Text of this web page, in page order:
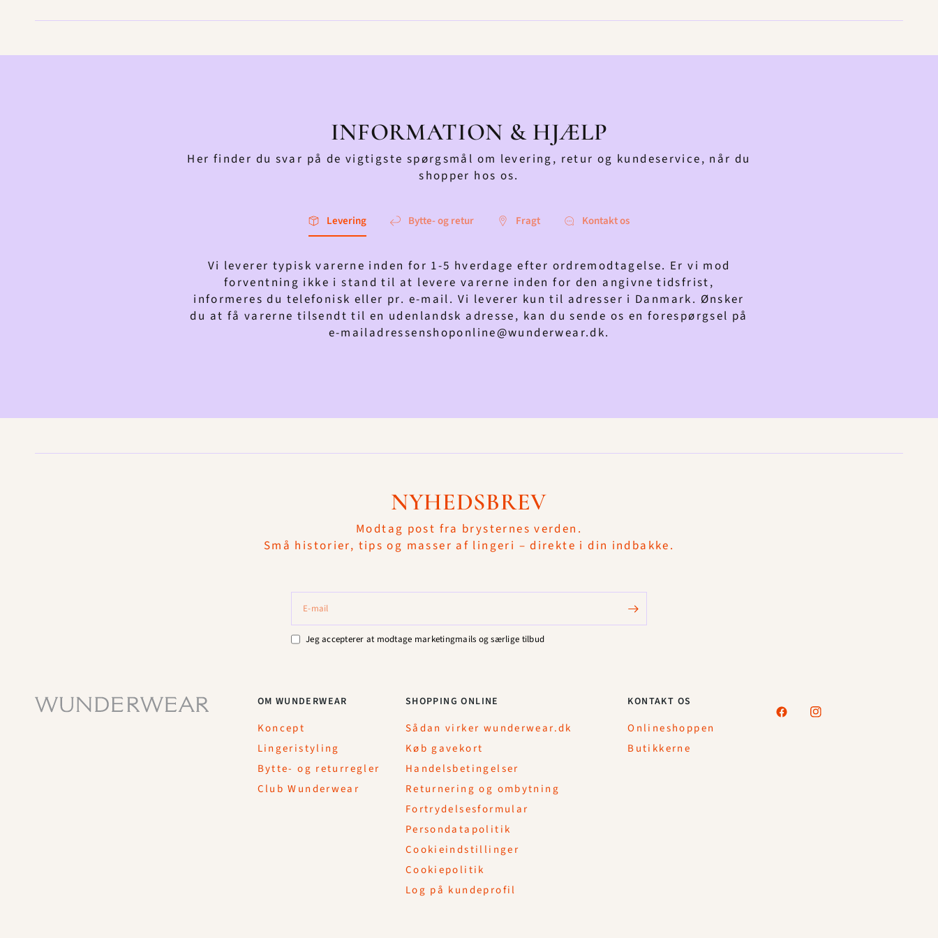
INFORMATION & HJÆLP
Her finder du svar på de vigtigste spørgsmål om levering, retur og kundeservice, når du
shopper hos os.
Levering Bytte- og retur Fragt Kontakt os
Vi leverer typisk varerne inden for 1-5 hverdage efter ordremodtagelse. Er vi mod
forventning ikke i stand til at levere varerne inden for den angivne tidsfrist,
informeres du telefonisk eller pr. e-mail. Vi leverer kun til adresser i Danmark. Ønsker
du at få varerne tilsendt til en udenlandsk adresse, kan du sende os en forespørgsel på
e-mailadressenshoponline@wunderwear.dk.
NYHEDSBREV
Modtag post fra brysternes verden.
Små historier, tips og masser af lingeri – direkte i din indbakke.
E-mail
Jeg accepterer at modtage marketingmails og særlige tilbud
OM WUNDERWEAR
Koncept
Lingeristyling
Bytte- og returregler
Club Wunderwear
SHOPPING ONLINE
Sådan virker wunderwear.dk
Køb gavekort
Handelsbetingelser
Returnering og ombytning
Fortrydelsesformular
Persondatapolitik
Cookieindstillinger
Cookiepolitik
Log på kundeprofil
KONTAKT OS
Onlineshoppen
Butikkerne